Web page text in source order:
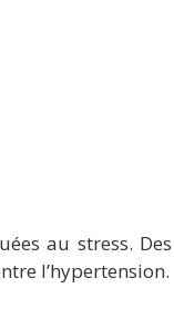
au stress.
l’hypertension.